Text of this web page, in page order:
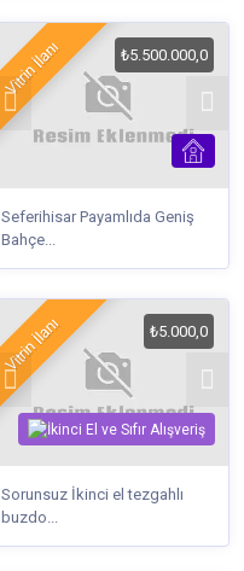
Vitrin İlanı ₺5.500.000,0
Seferihisar Payamlıda Geniş
Bahçe...
Vitrin İlanı ₺5.000,0
Sorunsuz İkinci el tezgahlı
buzdo...